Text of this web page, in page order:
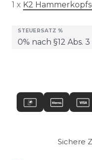
1 x K2
STEUERSATZ %
Sichere